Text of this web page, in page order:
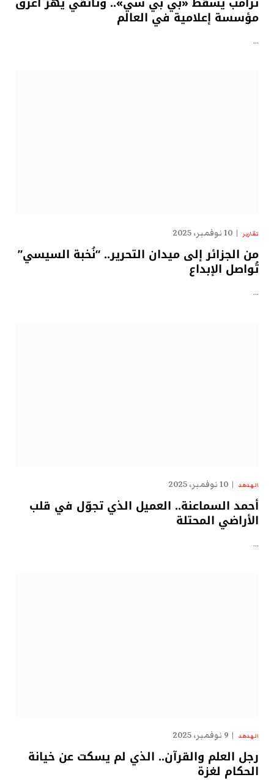
مؤسسة إعلامية في العالم
…
تقارير 10 نوفمبر، 2025
من الجزائر إلى ميدان التحرير.. “نُخبة السيسي”
تُواصل الإبداع
…
الهدهد 10 نوفمبر، 2025
أحمد السماعنة.. العميل الذي تجوّل في قلب
الأراضي المحتلة
…
الهدهد 9 نوفمبر، 2025
رجل العلم والقرآن.. الذي لم يسكت عن خيانة
الحكام لغزة